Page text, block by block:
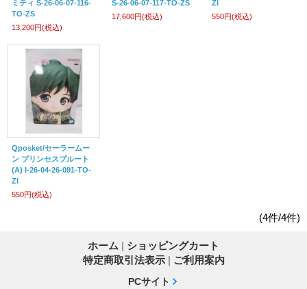
ミティ S-26-06-07-116-
TO-ZS
13,200円(税込)
S-26-06-07-117-TO-ZS
17,600円(税込)
ZI
550円(税込)
Qposket/セーラームー
ン プリンセスプルート
(A) I-26-04-26-091-TO-
ZI
550円(税込)
(4件/4件)
ホーム | ショッピングカート
特定商取引法表示 | ご利用案内
PCサイト